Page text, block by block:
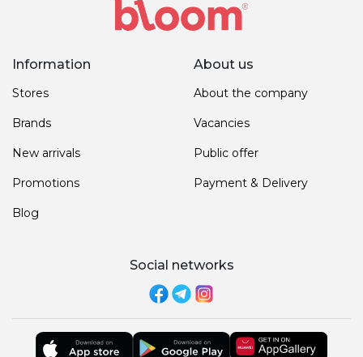
Information
Stores
Brands
New arrivals
Promotions
Blog
About us
About the company
Vacancies
Public offer
Payment & Delivery
Social networks